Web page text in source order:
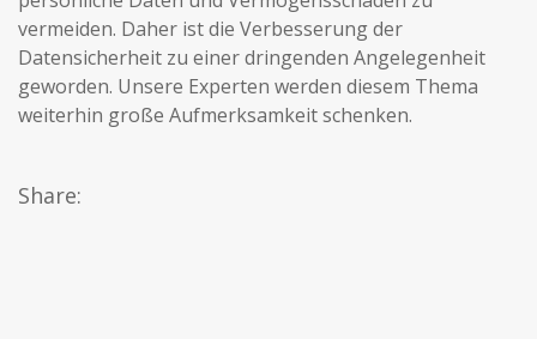
vermeiden. Daher ist die Verbesserung der
Datensicherheit zu einer dringenden Angelegenheit
geworden. Unsere Experten werden diesem Thema
weiterhin große Aufmerksamkeit schenken.
Share: